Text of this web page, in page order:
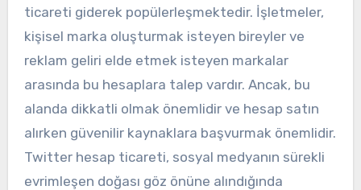
ticareti giderek popülerleşmektedir. İşletmeler,
kişisel marka oluşturmak isteyen bireyler ve
reklam geliri elde etmek isteyen markalar
arasında bu hesaplara talep vardır. Ancak, bu
alanda dikkatli olmak önemlidir ve hesap satın
alırken güvenilir kaynaklara başvurmak önemlidir.
Twitter hesap ticareti, sosyal medyanın sürekli
evrimleşen doğası göz önüne alındığında